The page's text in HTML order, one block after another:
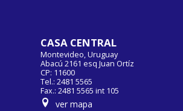
CASA CENTRAL
Montevideo, Uruguay
Abacú 2161 esq Juan Ortíz
CP: 11600
Tel.: 2481 5565
Fax.: 2481 5565 int 105
ver mapa